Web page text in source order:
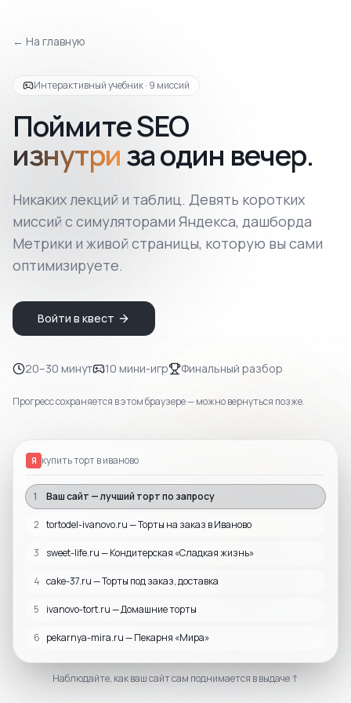
← На главную
Интерактивный учебник · 9 миссий
Поймите SEO
изнутриза один вечер.
Никаких лекций и таблиц. Девять коротких
миссий с симуляторами Яндекса, дашборда
Метрики и живой страницы, которую вы сами
оптимизируете.
Войти в квест
20–30 минут 10 мини-игр Финальный разбор
Прогресс сохраняется в этом браузере — можно вернуться позже.
Я купить торт в иваново
1 Ваш сайт — лучший торт по запросу
2 tortodel-ivanovo.ru — Торты на заказ в Иваново
3 sweet-life.ru — Кондитерская «Сладкая жизнь»
4 cake-37.ru — Торты под заказ, доставка
5 ivanovo-tort.ru — Домашние торты
6 pekarnya-mira.ru — Пекарня «Мира»
Наблюдайте, как ваш сайт сам поднимается в выдаче ↑